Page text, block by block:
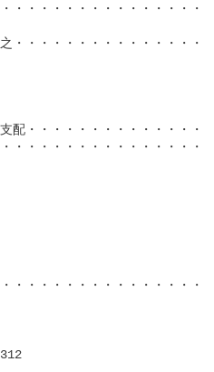
・・・・・・・・・・・・・・・
・・・・・・・・・・・・・・・
配・・・・・・・・・・・・・・
・・・・・・・・・・・・・・・
・・・・・・・・・・・・・・・